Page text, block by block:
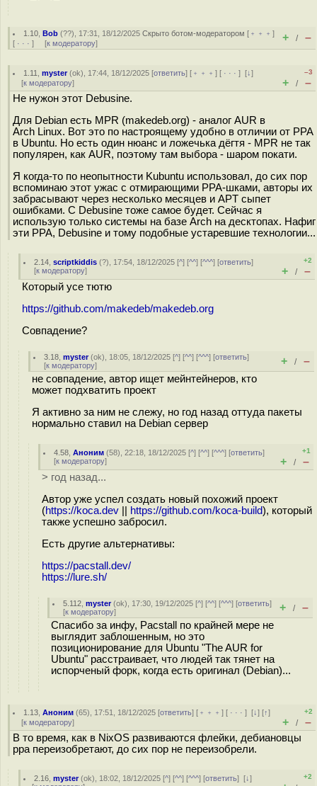
1.10 ,Bob (??), 17:31, 18/12/2025Скрыто ботом-модератором [ ﹢﹢﹢]
[ · · · ] [к модератору] + / –
1.11 ,myster(ok), 17:44, 18/12/2025 [ответить] [ ﹢﹢﹢] [ · · ·][↓]
[к модератору]
–3
+ / –
Не нужон этот Debusine.
Для Debian есть MPR (makedeb.org) - аналог AUR в
Arch Linux. Вот это по настроящему удобно в отличии от PPA
в Ubuntu. Но есть один нюанс и ложечька дёгтя - MPR не так
популярен, как AUR, поэтому там выбора - шаром покати.
Я когда-то по неопытности Kubuntu использовал, до сих пор
вспоминаю этот ужас с отмирающими PPA-шками, авторы их
забрасывают через несколько месяцев и APT сыпет
ошибками. С Debusine тоже самое будет. Сейчас я
использую только системы на базе Arch на десктопах. Нафиг
эти PPA, Debusine и тому подобные устаревшие технологии...
2.14 ,scriptkiddis (?), 17:54, 18/12/2025 [^] [^^] [^^^] [ответить]
[к модератору]
+2
+ / –
Который усе тютю
https://github.com/makedeb/makedeb.org
Совпадение?
3.18 ,myster(ok), 18:05, 18/12/2025 [^] [^^] [^^^] [ответить]
[к модератору] + / –
не совпадение, автор ищет мейнтейнеров, кто
может подхватить проект
Я активно за ним не слежу, но год назад оттуда пакеты
нормально ставил на Debian сервер
4.58 ,Аноним (58), 22:18, 18/12/2025 [^] [^^] [^^^] [ответить]
[к модератору]
+1
+ / –
> год назад...
Автор уже успел создать новый похожий проект
(https://koca.dev https://github.com/koca-build), который
также успешно забросил.
Есть другие альтернативы:
https://pacstall.dev/
https://lure.sh/
5.112 ,myster(ok), 17:30, 19/12/2025 [^] [^^] [^^^] [ответить]
[к модератору] + / –
Спасибо за инфу, Pacstall по крайней мере не
выглядит заблошенным, но это
позиционирование для Ubuntu "The AUR for
Ubuntu" расстраивает, что людей так тянет на
испорченый форк, когда есть оригинал (Debian)...
1.13 ,Аноним (65), 17:51, 18/12/2025 [ответить] [ ﹢﹢﹢] [ · · ·][↓] [↑]
[к модератору]
+2
+ / –
В то время, как в NixOS развиваются флейки, дебиановцы
ppa переизобретают, до сих пор не переизобрели.
2.16 ,myster(ok), 18:02, 18/12/2025 [^] [^^] [^^^] [ответить][↓]
+2